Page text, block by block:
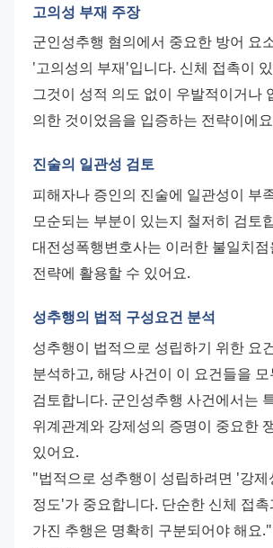
고의성 부재 주장
군인성추행 혐의에서 중요한 방어 요
'고의성의 부재'입니다. 신체 접촉이
그것이 성적 의도 없이 우발적이거나
의한 것이었음을 입증하는 전략이에
진술의 일관성 검토
피해자나 증인의 진술에 일관성이 부
모순되는 부분이 있는지 철저히 검토
대전성폭행변호사는 이러한 불일치점
전략에 활용할 수 있어요.
성추행의 법적 구성요건 분석
성추행이 법적으로 성립하기 위한 요
분석하고, 해당 사건이 이 요건들을
검토합니다. 군인성추행 사건에서는
위계관계와 강제성의 증명이 중요한
있어요.
"법적으로 성추행이 성립하려면 '강
정도'가 중요합니다. 단순한 신체 접
가진 추행은 명확히 구분되어야 해요